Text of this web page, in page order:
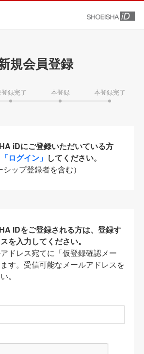
規会員登録
録完了 本登録 本登録完了
iDにご登録いただいている方
「ログイン」 してください。
シップ登録者を含む）
iDをご登録される方は、登録す
を入力してください。
ドレス宛てに「仮登録確認メー
す。受信可能なメールアドレスを
。